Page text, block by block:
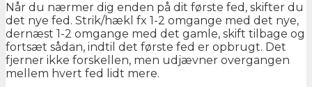
Når du nærmer dig enden på dit første fed, skifter du
det nye fed. Strik/hækl fx 1-2 omgange med det nye,
dernæst 1-2 omgange med det gamle, skift tilbage og
fortsæt sådan, indtil det første fed er opbrugt. Det
fjerner ikke forskellen, men udjævner overgangen
mellem hvert fed lidt mere.